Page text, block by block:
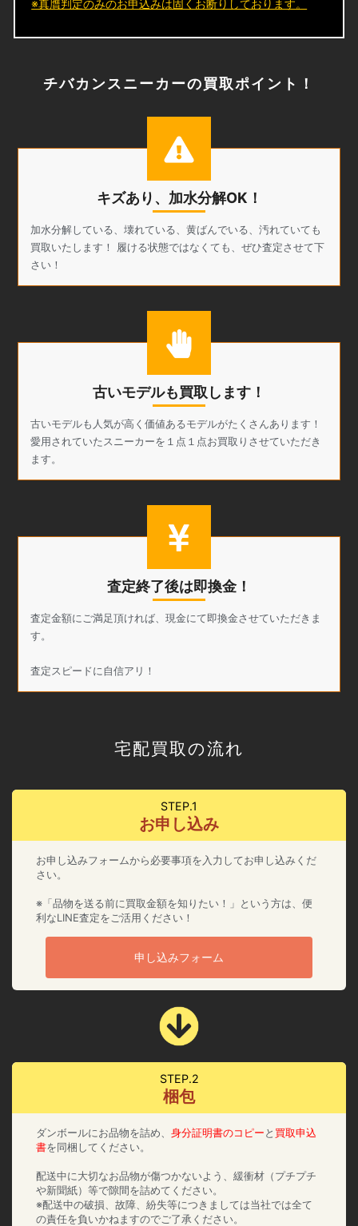
※真贋判定のみのお申込みは固くお断りしております。
チバカンスニーカーの買取ポイント！
キズあり、加水分解OK！
加水分解している、壊れている、黄ばんでいる、汚れていても
買取いたします！ 履ける状態ではなくても、ぜひ査定させて下
さい！
古いモデルも買取します！
古いモデルも人気が高く価値あるモデルがたくさんあります！
愛用されていたスニーカーを１点１点お買取りさせていただき
ます。
査定終了後は即換金！
査定金額にご満足頂ければ、現金にて即換金させていただきま
す。
査定スピードに自信アリ！
宅配買取の流れ
STEP.1
お申し込み
お申し込みフォームから必要事項を入力してお申し込みくだ
さい。
※「品物を送る前に買取金額を知りたい！」という方は、便
利なLINE査定をご活用ください！
申し込みフォーム
STEP.2
梱包
ダンボールにお品物を詰め、 身分証明書のコピーと 買取申込
書を同梱してください。
配送中に大切なお品物が傷つかないよう、緩衝材（プチプチ
や新聞紙）等で隙間を詰めてください。
※配送中の破損、故障、紛失等につきましては当社では全て
の責任を負いかねますのでご了承ください。